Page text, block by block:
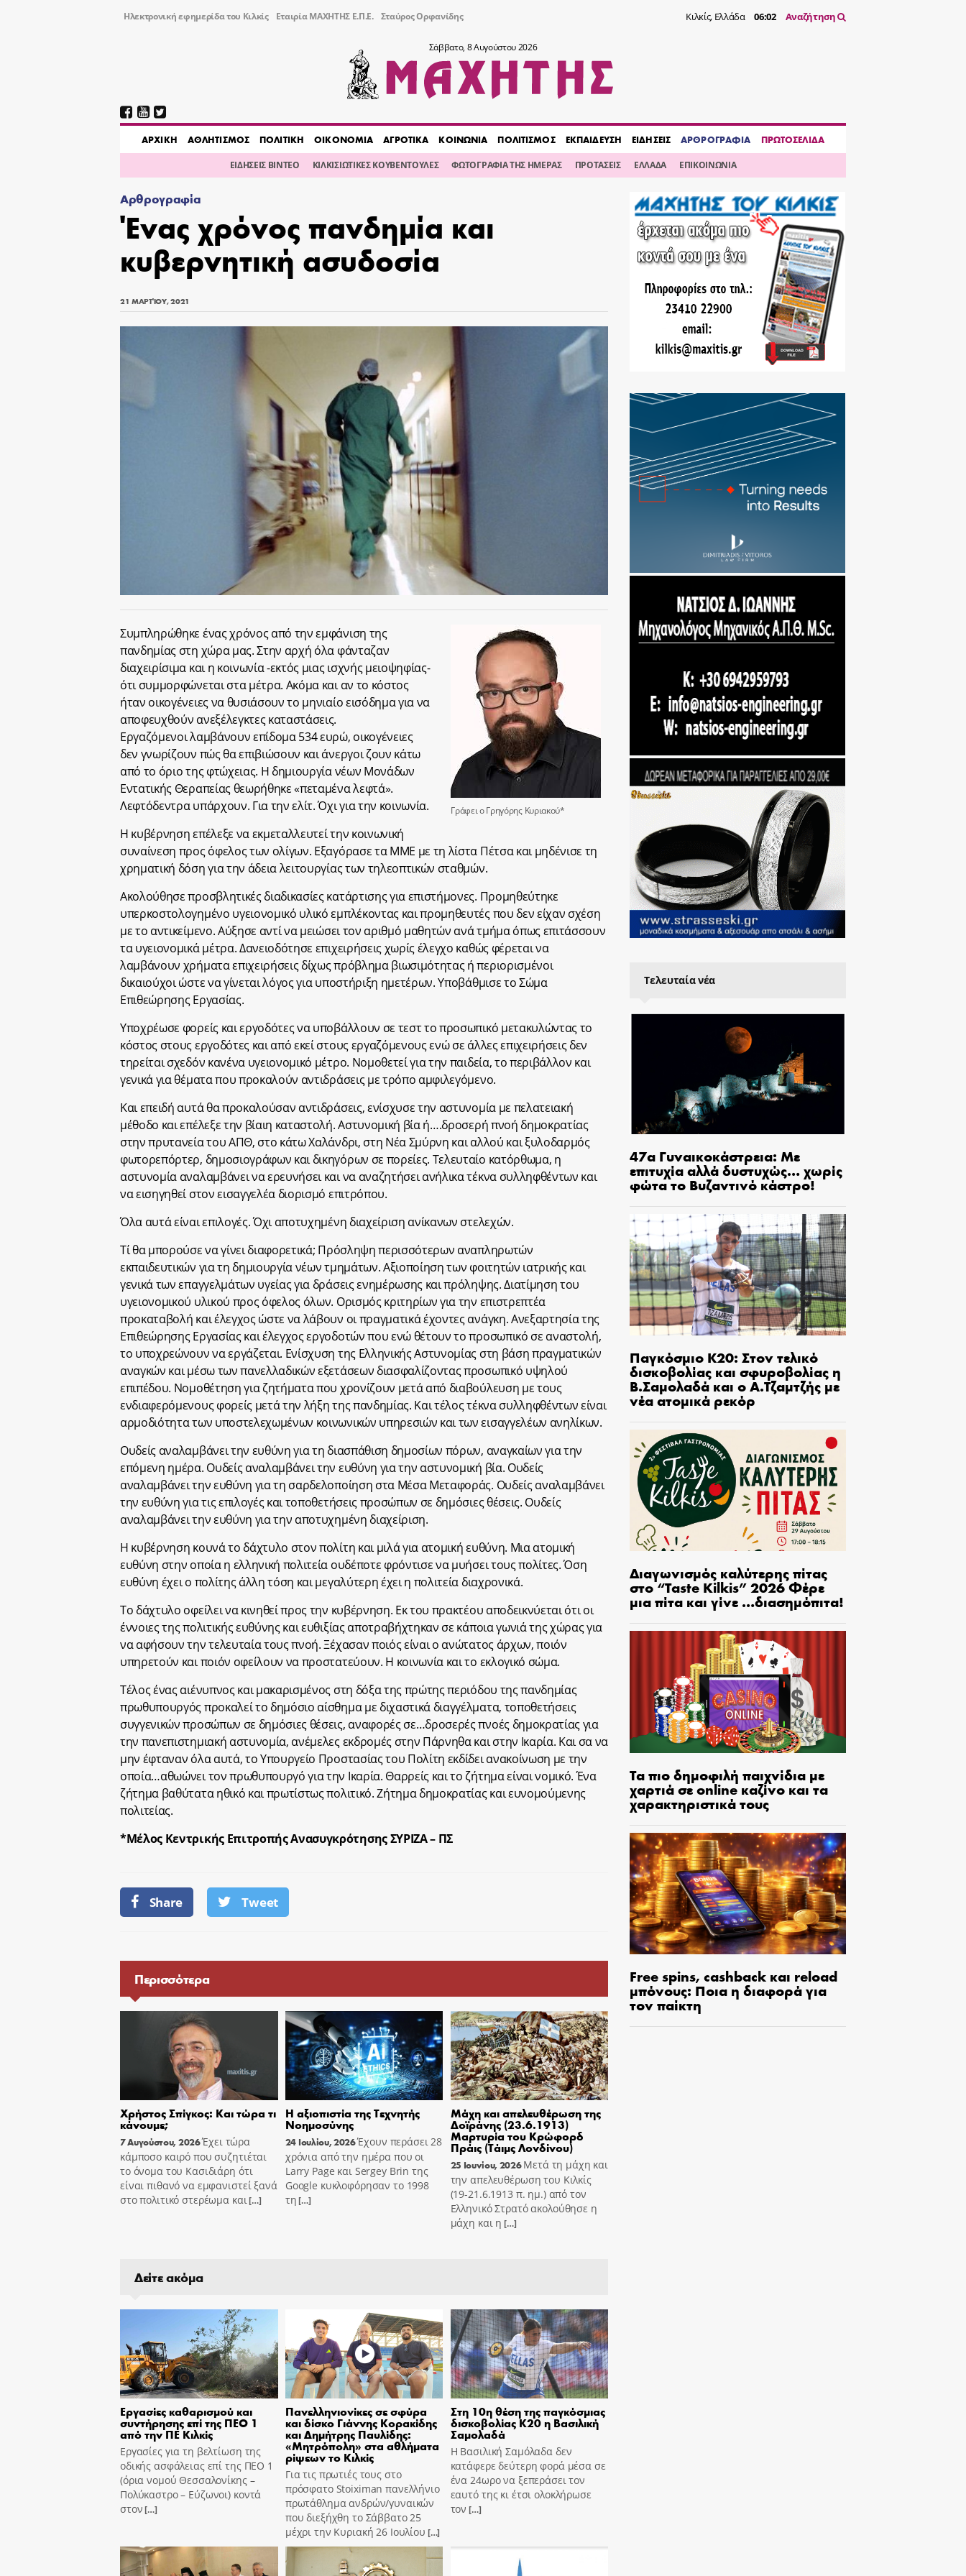
Ηλεκτρονική εφημερίδα του Κιλκίς Εταιρία ΜΑΧΗΤΗΣ Ε.Π.Ε. Σταύρος Ορφανίδης Κιλκίς, Ελλάδα 06:02 Αναζήτηση
Σάββατο, 8 Αυγούστου 2026
AΡΧΙΚΗ ΑΘΛΗΤΙΣΜΟΣ ΠΟΛΙΤΙΚΗ ΟΙΚΟΝΟΜΙΑ ΑΓΡΟΤΙΚΑ ΚΟΙΝΩΝΙΑ ΠΟΛΙΤΙΣΜΟΣ ΕΚΠΑΙΔΕΥΣΗ ΕΙΔΗΣΕΙΣ ΑΡΘΡΟΓΡΑΦΙΑ ΠΡΩΤΟΣΕΛΙΔΑ
ΕΙΔΗΣΕΙΣ ΒΙΝΤΕΟ ΚΙΛΚΙΣΙΩΤΙΚΕΣ ΚΟΥΒΕΝΤΟΥΛΕΣ ΦΩΤΟΓΡΑΦΙΑ ΤΗΣ ΗΜΕΡΑΣ ΠΡΟΤΑΣΕΙΣ ΕΛΛΑΔΑ ΕΠΙΚΟΙΝΩΝΙΑ
Αρθρογραφία
Ένας χρόνος πανδημία και
κυβερνητική ασυδοσία
21 ΜΑΡΤΊΟΥ, 2021
Γράφει ο Γρηγόρης Κυριακού*
Συμπληρώθηκε ένας χρόνος από την εμφάνιση της
πανδημίας στη χώρα μας. Στην αρχή όλα φάνταζαν
διαχειρίσιμα και η κοινωνία -εκτός μιας ισχνής μειοψηφίας-
ότι συμμορφώνεται στα μέτρα. Ακόμα και αν το κόστος
ήταν οικογένειες να θυσιάσουν το μηνιαίο εισόδημα για να
αποφευχθούν ανεξέλεγκτες καταστάσεις.
Εργαζόμενοι λαμβάνουν επίδομα 534 ευρώ, οικογένειες
δεν γνωρίζουν πώς θα επιβιώσουν και άνεργοι ζουν κάτω
από το όριο της φτώχειας. Η δημιουργία νέων Μονάδων
Εντατικής Θεραπείας θεωρήθηκε «πεταμένα λεφτά».
Λεφτόδεντρα υπάρχουν. Για την ελίτ. Όχι για την κοινωνία.
Η κυβέρνηση επέλεξε να εκμεταλλευτεί την κοινωνική
συναίνεση προς όφελος των ολίγων. Εξαγόρασε τα ΜΜΕ με τη λίστα Πέτσα και μηδένισε τη
χρηματική δόση για την άδεια λειτουργίας των τηλεοπτικών σταθμών.
Ακολούθησε προσβλητικές διαδικασίες κατάρτισης για επιστήμονες. Προμηθεύτηκε
υπερκοστολογημένο υγειονομικό υλικό εμπλέκοντας και προμηθευτές που δεν είχαν σχέση
με το αντικείμενο. Αύξησε αντί να μειώσει τον αριθμό μαθητών ανά τμήμα όπως επιτάσσουν
τα υγειονομικά μέτρα. Δανειοδότησε επιχειρήσεις χωρίς έλεγχο καθώς φέρεται να
λαμβάνουν χρήματα επιχειρήσεις δίχως πρόβλημα βιωσιμότητας ή περιορισμένοι
δικαιούχοι ώστε να γίνεται λόγος για υποστήριξη ημετέρων. Υποβάθμισε το Σώμα
Επιθεώρησης Εργασίας.
Υποχρέωσε φορείς και εργοδότες να υποβάλλουν σε τεστ το προσωπικό μετακυλώντας το
κόστος στους εργοδότες και από εκεί στους εργαζόμενους ενώ σε άλλες επιχειρήσεις δεν
τηρείται σχεδόν κανένα υγειονομικό μέτρο. Νομοθετεί για την παιδεία, το περιβάλλον και
γενικά για θέματα που προκαλούν αντιδράσεις με τρόπο αμφιλεγόμενο.
Και επειδή αυτά θα προκαλούσαν αντιδράσεις, ενίσχυσε την αστυνομία με πελατειακή
μέθοδο και επέλεξε την βίαιη καταστολή. Αστυνομική βία ή….δροσερή πνοή δημοκρατίας
στην πρυτανεία του ΑΠΘ, στο κάτω Χαλάνδρι, στη Νέα Σμύρνη και αλλού και ξυλοδαρμός
φωτορεπόρτερ, δημοσιογράφων και δικηγόρων σε πορείες. Τελευταίο κατόρθωμα, η
αστυνομία αναλαμβάνει να ερευνήσει και να αναζητήσει ανήλικα τέκνα συλληφθέντων και
να εισηγηθεί στον εισαγγελέα διορισμό επιτρόπου.
Όλα αυτά είναι επιλογές. Όχι αποτυχημένη διαχείριση ανίκανων στελεχών.
Τί θα μπορούσε να γίνει διαφορετικά; Πρόσληψη περισσότερων αναπληρωτών
εκπαιδευτικών για τη δημιουργία νέων τμημάτων. Αξιοποίηση των φοιτητών ιατρικής και
γενικά των επαγγελμάτων υγείας για δράσεις ενημέρωσης και πρόληψης. Διατίμηση του
υγειονομικού υλικού προς όφελος όλων. Ορισμός κριτηρίων για την επιστρεπτέα
προκαταβολή και έλεγχος ώστε να λάβουν οι πραγματικά έχοντες ανάγκη. Ανεξαρτησία της
Επιθεώρησης Εργασίας και έλεγχος εργοδοτών που ενώ θέτουν το προσωπικό σε αναστολή,
το υποχρεώνουν να εργάζεται. Ενίσχυση της Ελληνικής Αστυνομίας στη βάση πραγματικών
αναγκών και μέσω των πανελλαδικών εξετάσεων διασφαλίζοντας προσωπικό υψηλού
επιπέδου. Νομοθέτηση για ζητήματα που χρονίζουν μετά από διαβούλευση με τους
ενδιαφερόμενους φορείς μετά την λήξη της πανδημίας. Και τέλος τέκνα συλληφθέντων είναι
αρμοδιότητα των υποστελεχωμένων κοινωνικών υπηρεσιών και των εισαγγελέων ανηλίκων.
Ουδείς αναλαμβάνει την ευθύνη για τη διασπάθιση δημοσίων πόρων, αναγκαίων για την
επόμενη ημέρα. Ουδείς αναλαμβάνει την ευθύνη για την αστυνομική βία. Ουδείς
αναλαμβάνει την ευθύνη για τη σαρδελοποίηση στα Μέσα Μεταφοράς. Ουδείς αναλαμβάνει
την ευθύνη για τις επιλογές και τοποθετήσεις προσώπων σε δημόσιες θέσεις. Ουδείς
αναλαμβάνει την ευθύνη για την αποτυχημένη διαχείριση.
Η κυβέρνηση κουνά το δάχτυλο στον πολίτη και μιλά για ατομική ευθύνη. Μια ατομική
ευθύνη στην οποία η ελληνική πολιτεία ουδέποτε φρόντισε να μυήσει τους πολίτες. Όση
ευθύνη έχει ο πολίτης άλλη τόση και μεγαλύτερη έχει η πολιτεία διαχρονικά.
Το δάχτυλο οφείλει να κινηθεί προς την κυβέρνηση. Εκ του πρακτέου αποδεικνύεται ότι οι
έννοιες της πολιτικής ευθύνης και ευθιξίας αποτραβήχτηκαν σε κάποια γωνιά της χώρας για
να αφήσουν την τελευταία τους πνοή. Ξέχασαν ποιός είναι ο ανώτατος άρχων, ποιόν
υπηρετούν και ποιόν οφείλουν να προστατεύουν. Η κοινωνία και το εκλογικό σώμα.
Τέλος ένας αιένυπνος και μακαρισμένος στη δόξα της πρώτης περιόδου της πανδημίας
πρωθυπουργός προκαλεί το δημόσιο αίσθημα με διχαστικά διαγγέλματα, τοποθετήσεις
συγγενικών προσώπων σε δημόσιες θέσεις, αναφορές σε…δροσερές πνοές δημοκρατίας για
την πανεπιστημιακή αστυνομία, ανέμελες εκδρομές στην Πάρνηθα και στην Ικαρία. Και σα να
μην έφταναν όλα αυτά, το Υπουργείο Προστασίας του Πολίτη εκδίδει ανακοίνωση με την
οποία…αθωώνει τον πρωθυπουργό για την Ικαρία. Θαρρείς και το ζήτημα είναι νομικό. Ένα
ζήτημα βαθύτατα ηθικό και πρωτίστως πολιτικό. Ζήτημα δημοκρατίας και ευνομούμενης
πολιτείας.
*Μέλος Κεντρικής Επιτροπής Ανασυγκρότησης ΣΥΡΙΖΑ – ΠΣ
Share Tweet
Περισσότερα
Χρήστος Σπίγκος: Και τώρα τι
κάνουμε;
7 Αυγούστου, 2026Έχει τώρα
κάμποσο καιρό που συζητιέται
το όνομα του Κασιδιάρη ότι
είναι πιθανό να εμφανιστεί ξανά
στο πολιτικό στερέωμα και[…]
Η αξιοπιστία της Τεχνητής
Νοημοσύνης
24 Ιουλίου, 2026Έχουν περάσει 28
χρόνια από την ημέρα που οι
Larry Page και Sergey Brin της
Google κυκλοφόρησαν το 1998
τη[…]
Μάχη και απελευθέρωση της
Δοϊράνης (23.6.1913)
Μαρτυρία του Κρώφορδ
Πράις (Τάιμς Λονδίνου)
25 Ιουνίου, 2026Μετά τη μάχη και
την απελευθέρωση του Κιλκίς
(19-21.6.1913 π. ημ.) από τον
Ελληνικό Στρατό ακολούθησε η
μάχη και η […]
Δείτε ακόμα
Εργασίες καθαρισμού και
συντήρησης επί της ΠΕΟ 1
από την ΠΕ Κιλκίς
Εργασίες για τη βελτίωση της
οδικής ασφάλειας επί της ΠΕΟ 1
(όρια νομού Θεσσαλονίκης –
Πολύκαστρο – Εύζωνοι) κοντά
στον[…]
Πανελληνιονίκες σε σφύρα
και δίσκο Γιάννης Κορακίδης
και Δημήτρης Παυλίδης:
«Μητρόπολη» στα αθλήματα
ρίψεων το Κιλκίς
Για τις πρωτιές τους στο
πρόσφατο Stoiximan πανελλήνιο
πρωτάθλημα ανδρών/γυναικών
που διεξήχθη το Σάββατο 25
μέχρι την Κυριακή 26 Ιουλίου […]
Στη 10η θέση της παγκόσμιας
δισκοβολίας Κ20 η Βασιλική
Σαμολαδά
Η Βασιλική Σαμόλαδα δεν
κατάφερε δεύτερη φορά μέσα σε
ένα 24ωρο να ξεπεράσει τον
εαυτό της κι έτσι ολοκλήρωσε
τον […]
Τελευταία νέα
47α Γυναικοκάστρεια: Με
επιτυχία αλλά δυστυχώς… χωρίς
φώτα το Βυζαντινό κάστρο!
Παγκόσμιο Κ20: Στον τελικό
δισκοβολίας και σφυροβολίας η
Β.Σαμολαδά και ο Α.Τζαμτζής με
νέα ατομικά ρεκόρ
Διαγωνισμός καλύτερης πίτας
στο “Taste Kilkis” 2026 Φέρε
μια πίτα και γίνε …διασημόπιτα!
Τα πιο δημοφιλή παιχνίδια με
χαρτιά σε online καζίνο και τα
χαρακτηριστικά τους
Free spins, cashback και reload
μπόνους: Ποια η διαφορά για
τον παίκτη